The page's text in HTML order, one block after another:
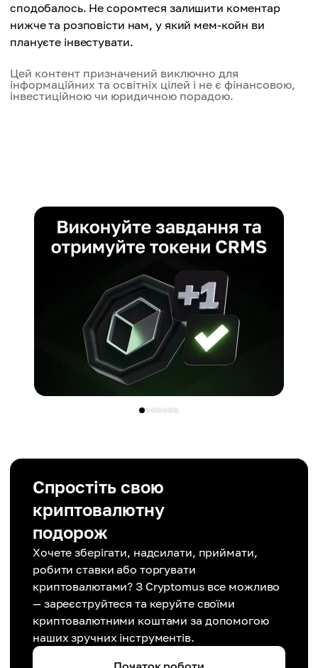
сподобалось. Не соромтеся залишити коментар
нижче та розповісти нам, у який мем-койн ви
плануєте інвестувати.
Цей контент призначений виключно для
інформаційних та освітніх цілей і не є фінансовою,
інвестиційною чи юридичною порадою.
Спростіть свою
криптовалютну
подорож
Хочете зберігати, надсилати, приймати,
робити ставки або торгувати
криптовалютами? З Cryptomus все можливо
— зареєструйтеся та керуйте своїми
криптовалютними коштами за допомогою
наших зручних інструментів.